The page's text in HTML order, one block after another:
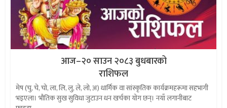
आज–२० साउन २०८३ बुधबारको
राशिफल
मेष (चु, चे, चो, ला, लि, लु, ले, लो, अ) धार्मिक वा सांस्कृतिक कार्यक्रमहरूमा सहभागी
भइएला। भौतिक सुख सुविधा जुटाउन धन खर्चका योग छन्। नयाँ लगानीबाट